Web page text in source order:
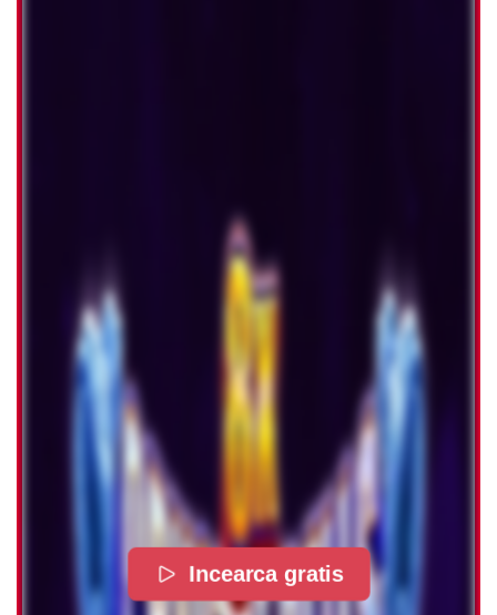
Incearca gratis